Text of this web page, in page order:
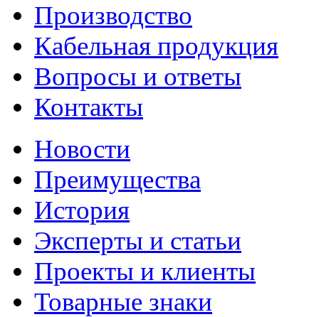
Производство
Кабельная продукция
Вопросы и ответы
Контакты
Новости
Преимущества
История
Эксперты и статьи
Проекты и клиенты
Товарные знаки